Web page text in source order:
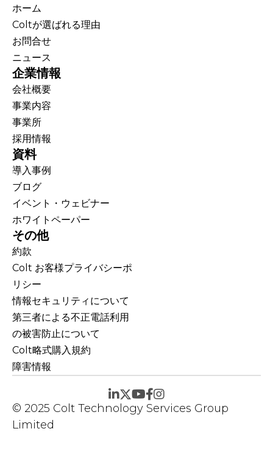
ホーム
Coltが選ばれる理由
お問合せ
ニュース
企業情報
会社概要
事業内容
事業所
採用情報
資料
導入事例
ブログ
イベント・ウェビナー
ホワイトペーパー
その他
約款
Colt お客様プライバシーポ
リシー
情報セキュリティについて
第三者による不正電話利用
の被害防止について
Colt略式購入規約
障害情報
© 2025 Colt Technology Services Group
Limited